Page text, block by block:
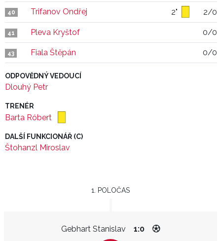
40 Trifanov Ondřej 2" 2/0
41 Pleva Kryštof 0/0
43 Fiala Štěpán 0/0
ODPOVĚDNÝ VEDOUCÍ
Dlouhý Petr
TRENÉR
Barta Róbert
DALŠÍ FUNKCIONÁŘ (C)
Štohanzl Miroslav
1. POLOČAS
Gebhart Stanislav 1:0